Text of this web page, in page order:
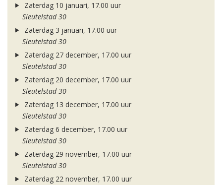
Zaterdag 10 januari, 17.00 uur
Sleutelstad 30
Zaterdag 3 januari, 17.00 uur
Sleutelstad 30
Zaterdag 27 december, 17.00 uur
Sleutelstad 30
Zaterdag 20 december, 17.00 uur
Sleutelstad 30
Zaterdag 13 december, 17.00 uur
Sleutelstad 30
Zaterdag 6 december, 17.00 uur
Sleutelstad 30
Zaterdag 29 november, 17.00 uur
Sleutelstad 30
Zaterdag 22 november, 17.00 uur